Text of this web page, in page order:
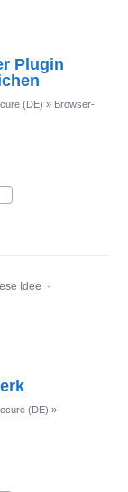
Plugin
(DE) » Browser-
Idee ·
(DE) »